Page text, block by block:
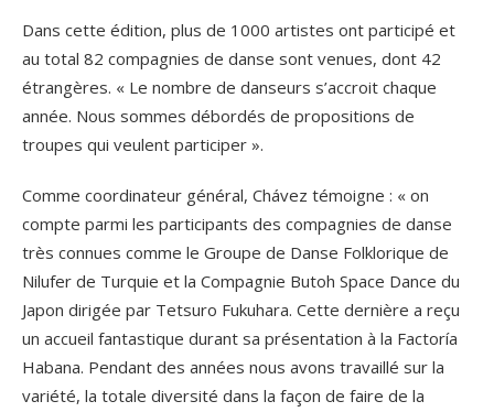
Dans cette édition, plus de 1000 artistes ont participé et
au total 82 compagnies de danse sont venues, dont 42
étrangères. « Le nombre de danseurs s’accroit chaque
année. Nous sommes débordés de propositions de
troupes qui veulent participer ».
Comme coordinateur général, Chávez témoigne : « on
compte parmi les participants des compagnies de danse
très connues comme le Groupe de Danse Folklorique de
Nilufer de Turquie et la Compagnie Butoh Space Dance du
Japon dirigée par Tetsuro Fukuhara. Cette dernière a reçu
un accueil fantastique durant sa présentation à la Factoría
Habana. Pendant des années nous avons travaillé sur la
variété, la totale diversité dans la façon de faire de la